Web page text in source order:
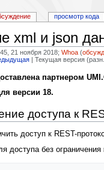
xml и json
21 ноября 2018;Whoa (
| Текущая версия
партнером
версии 18.
доступа к
доступ к REST-
доступа без
просмотр кода